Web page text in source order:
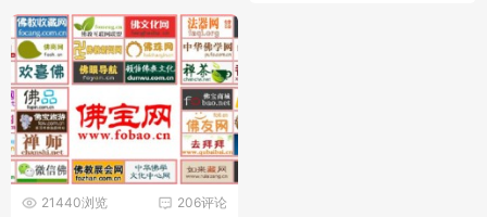
206评论
21440浏览